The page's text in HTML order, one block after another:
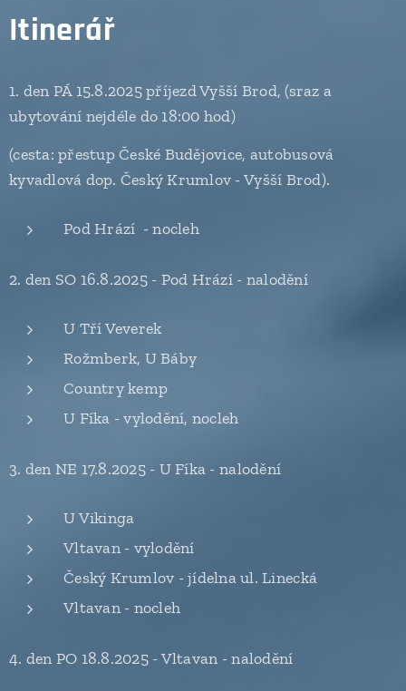
Itinerář
1. den PÁ 15.8.2025 příjezd Vyšší Brod, (sraz a
ubytování nejdéle do 18:00 hod)
(cesta: přestup České Budějovice, autobusová
kyvadlová dop. Český Krumlov - Vyšší Brod).
Pod Hrází - nocleh
2. den SO 16.8.2025 - Pod Hrází - nalodění
U Tří Veverek
Rožmberk, U Báby
Country kemp
U Fíka - vylodění, nocleh
3. den NE 17.8.2025 - U Fíka - nalodění
U Vikinga
Vltavan - vylodění
Český Krumlov - jídelna ul. Linecká
Vltavan - nocleh
4. den PO 18.8.2025 - Vltavan - nalodění